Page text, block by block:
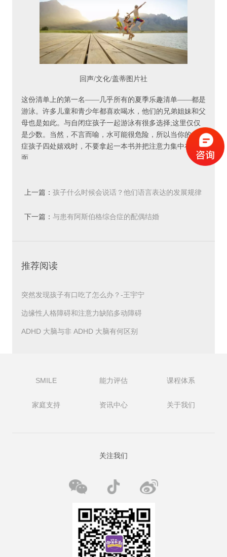
回声/文化/盖蒂图片社
这份清单上的第一名——几乎所有的夏季乐趣清单——都是
游泳。许多儿童和青少年都喜欢喝水，他们的兄弟姐妹和父
母也是如此。与自闭症孩子一起游泳有很多选择;这里仅仅
是少数。当然，不言而喻，水可能很危险，所以当你的自闭
症孩子四处嬉戏时，不要拿起一本书并把注意力集中在外
面。
孩子按照自己的节奏探索水域。有些孩子会溅水，而有些孩
上观察小鱼和小鸟。不是典型的小孩子行为，但对他来说是
们不这样做，大多数患有和没有自闭症的孩子都可以玩得开
更能获得强烈的身体体验了。我们的儿子绝对喜欢新泽西和
至把我们孩子的双手放在海浪中，直到他们大到足以在大浪
好伙伴。有些人有惊人的耐力;其他人非常注意他们周围的
3加入儿童博物馆或动物园
您可能不会想到您的自闭症孩子与博物馆或动物园有关，但
当您加入时——通常以极低的成本加入——您可以随心所欲
子(和您的其他孩子)，简而言之，“了解这个地方”在其他家
庭不太可能访问的时间(星期天早上是理想的)访问。许多儿
童博物馆提供凉爽的室内游乐场，您的孩子可以在封闭区域
攀爬和奔跑，而大多数动物园都有互动区，例如宠物动物
上一篇： 孩子什么时候会说话？他们语言表达的发展规律
是怎样的？-王宇宁
下一篇： 与患有阿斯伯格综合症的配偶结婚
推荐阅读
突然发现孩子有口吃了怎么办？-王宇宁
边缘性人格障碍和注意力缺陷多动障碍
ADHD 大脑与非 ADHD 大脑有何区别
SMILE 能力评估 课程体系
家庭支持 资讯中心 关于我们
关注我们